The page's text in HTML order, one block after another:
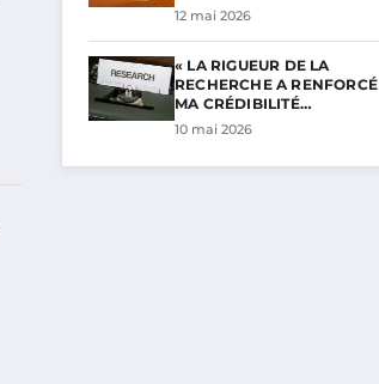
12 mai 2026
« LA RIGUEUR DE LA
RECHERCHE A RENFORCÉ
MA CRÉDIBILITÉ…
10 mai 2026